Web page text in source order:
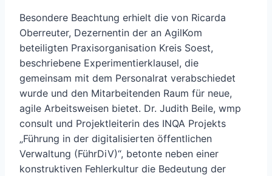
Besondere Beachtung erhielt die von Ricarda
Oberreuter, Dezernentin der an AgilKom
beteiligten Praxisorganisation Kreis Soest,
beschriebene Experimentierklausel, die
gemeinsam mit dem Personalrat verabschiedet
wurde und den Mitarbeitenden Raum für neue,
agile Arbeitsweisen bietet. Dr. Judith Beile, wmp
consult und Projektleiterin des INQA Projekts
„Führung in der digitalisierten öffentlichen
Verwaltung (FührDiV)“, betonte neben einer
konstruktiven Fehlerkultur die Bedeutung der